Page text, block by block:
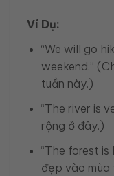
Ví Dụ:
“We will go
weekend.”
tuần này.)
“The river is
rộng ở đây.)
“The forest
đẹp vào mùa